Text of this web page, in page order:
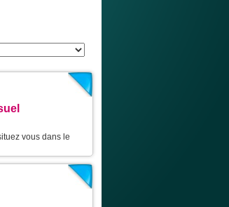
vous dans le